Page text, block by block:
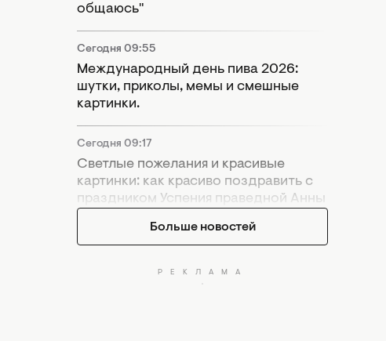
общаюсь"
Сегодня 09:55
Международный день пива 2026:
шутки, приколы, мемы и смешные
картинки.
Сегодня 09:17
Светлые пожелания и красивые
картинки: как красиво поздравить с
праздником Успения праведной Анны
Больше новостей